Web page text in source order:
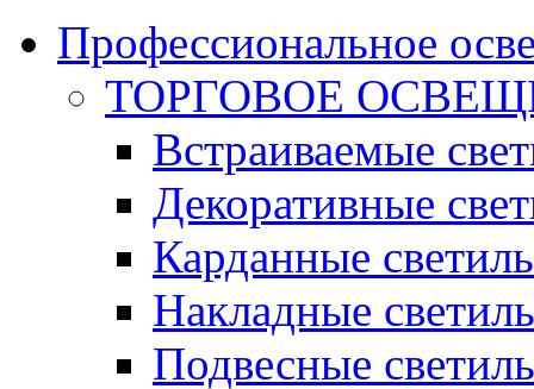
Профессиональное
ТОРГОВОЕ
Встраиваемые
Декоративные
Карданные
Накладные
Подвесные